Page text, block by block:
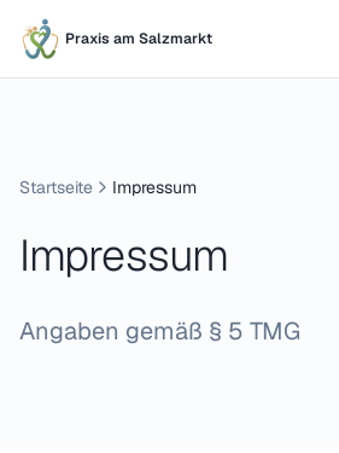
Praxis am Salzmarkt
Startseite Impressum
Impressum
Angaben gemäß § 5 TMG